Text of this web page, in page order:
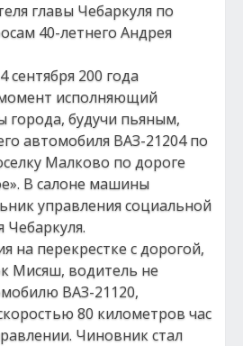
главы Чебаркуля по
40-летнего Андрея
сентября 200 года
исполняющий
города, будучи пьяным,
автомобиля ВАЗ-21204 по
Малково по дороге
В салоне машины
управления социальной
Чебаркуля.
на перекрестке с дорогой,
Мисяш, водитель не
ВАЗ-21120,
80 километров час
Чиновник стал